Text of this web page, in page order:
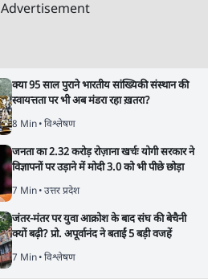
Advertisement
क्या 95 साल पुराने भारतीय सांख्यिकी संस्थान की
स्वायत्तता पर भी अब मंडरा रहा ख़तरा?
8 Min• विश्लेषण
जनता का 2.32 करोड़ रोज़ाना खर्चः योगी सरकार ने
विज्ञापनों पर उड़ाने में मोदी 3.0 को भी पीछे छोड़ा
7 Min• उत्तर प्रदेश
जंतर-मंतर पर युवा आक्रोश के बाद संघ की बेचैनी
क्यों बढ़ी? प्रो. अपूर्वानंद ने बताईं 5 बड़ी वजहें
7 Min• विश्लेषण